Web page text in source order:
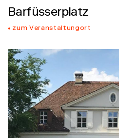
Barfüsserplatz
zum Veranstaltungort